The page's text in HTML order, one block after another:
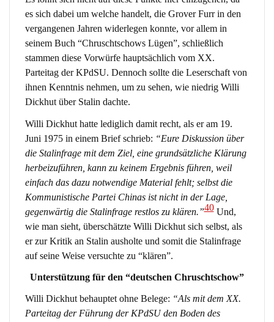
es sich dabei um welche handelt, die Grover Furr in den
vergangenen Jahren widerlegen konnte, vor allem in
seinem Buch “Chruschtschows Lügen”, schließlich
stammen diese Vorwürfe hauptsächlich vom XX.
Parteitag der KPdSU. Dennoch sollte die Leserschaft von
ihnen Kenntnis nehmen, um zu sehen, wie niedrig Willi
Dickhut über Stalin dachte.
Willi Dickhut hatte lediglich damit recht, als er am 19.
Juni 1975 in einem Brief schrieb: “Eure Diskussion über
die Stalinfrage mit dem Ziel, eine grundsätzliche Klärung
herbeizuführen, kann zu keinem Ergebnis führen, weil
einfach das dazu notwendige Material fehlt; selbst die
Kommunistische Partei Chinas ist nicht in der Lage,
gegenwärtig die Stalinfrage restlos zu klären.”40Und,
wie man sieht, überschätzte Willi Dickhut sich selbst, als
er zur Kritik an Stalin ausholte und somit die Stalinfrage
auf seine Weise versuchte zu “klären”.
Unterstützung für den “deutschen Chruschtschow”
Willi Dickhut behauptet ohne Belege: “Als mit dem XX.
Parteitag der Führung der KPdSU den Boden des